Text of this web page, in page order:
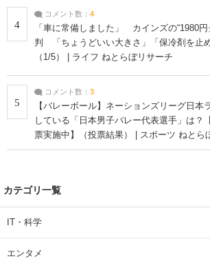
4
コメント数： 4
「車に常備しました」 カインズの“1980
判 「ちょうどいい大きさ」「保冷剤を止
（1/5） | ライフ ねとらぼリサーチ
5
コメント数： 3
【バレーボール】ネーションズリーグ日本
している「日本男子バレー代表選手」は？
票実施中】（投票結果） | スポーツ ねとら
カテゴリ一覧
IT・科学
エンタメ